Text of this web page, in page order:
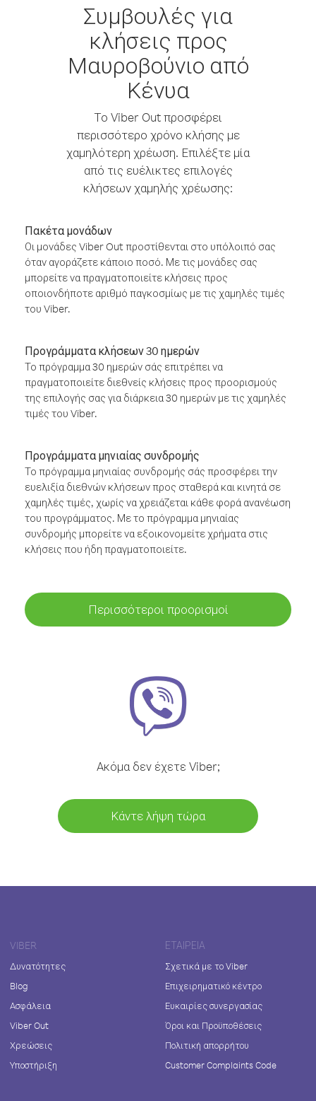
Συμβουλές για
κλήσεις προς
Μαυροβούνιο από
Κένυα
Το Viber Out προσφέρει
περισσότερο χρόνο κλήσης με
χαμηλότερη χρέωση. Επιλέξτε μία
από τις ευέλικτες επιλογές
κλήσεων χαμηλής χρέωσης:
Πακέτα μονάδων
Οι μονάδες Viber Out προστίθενται στο υπόλοιπό σας
όταν αγοράζετε κάποιο ποσό. Με τις μονάδες σας
μπορείτε να πραγματοποιείτε κλήσεις προς
οποιονδήποτε αριθμό παγκοσμίως με τις χαμηλές τιμές
του Viber.
Προγράμματα κλήσεων 30 ημερών
Το πρόγραμμα 30 ημερών σάς επιτρέπει να
πραγματοποιείτε διεθνείς κλήσεις προς προορισμούς
της επιλογής σας για διάρκεια 30 ημερών με τις χαμηλές
τιμές του Viber.
Προγράμματα μηνιαίας συνδρομής
Το πρόγραμμα μηνιαίας συνδρομής σάς προσφέρει την
ευελιξία διεθνών κλήσεων προς σταθερά και κινητά σε
χαμηλές τιμές, χωρίς να χρειάζεται κάθε φορά ανανέωση
του προγράμματος. Με το πρόγραμμα μηνιαίας
συνδρομής μπορείτε να εξοικονομείτε χρήματα στις
κλήσεις που ήδη πραγματοποιείτε.
Περισσότεροι προορισμοί
Ακόμα δεν έχετε Viber;
Κάντε λήψη τώρα
VIBER
Δυνατότητες
Blog
Ασφάλεια
Viber Out
Χρεώσεις
Υποστήριξη
ΕΤΑΙΡΕΊΑ
Σχετικά με το Viber
Επιχειρηματικό κέντρο
Ευκαιρίες συνεργασίας
Όροι και Προϋποθέσεις
Πολιτική απορρήτου
Customer Complaints Code